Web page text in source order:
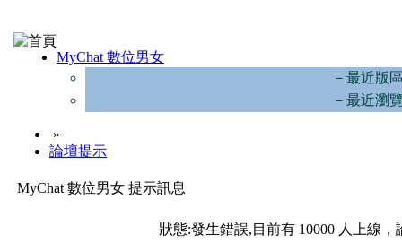
MyChat 數位男女
－最近版
－最近瀏
»
論壇提示
MyChat 數位男女 提示訊息
狀態:發生錯誤,目前有 10000 人上線